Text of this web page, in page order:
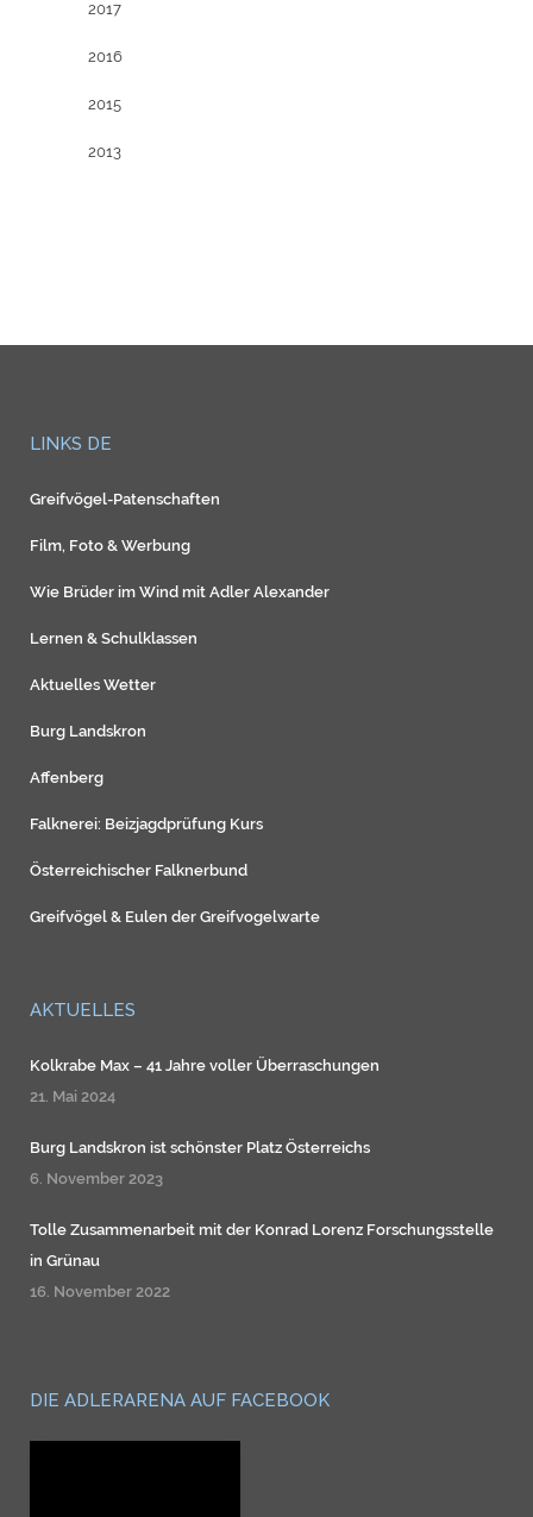
2017
2016
2015
2013
LINKS DE
Greifvögel-Patenschaften
Film, Foto & Werbung
Wie Brüder im Wind mit Adler Alexander
Lernen & Schulklassen
Aktuelles Wetter
Burg Landskron
Affenberg
Falknerei: Beizjagdprüfung Kurs
Österreichischer Falknerbund
Greifvögel & Eulen der Greifvogelwarte
AKTUELLES
Kolkrabe Max – 41 Jahre voller Überraschungen
21. Mai 2024
Burg Landskron ist schönster Platz Österreichs
6. November 2023
Tolle Zusammenarbeit mit der Konrad Lorenz Forschungsstelle
in Grünau
16. November 2022
DIE ADLERARENA AUF FACEBOOK